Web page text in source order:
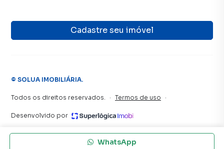
WhatsApp
Cadastre seu imóvel
© SOLUA IMOBILIÁRIA.
Todos os direitos reservados. · Termos de uso ·
Desenvolvido por